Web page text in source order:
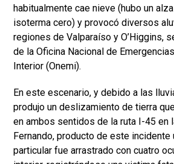
habitualmente cae nieve (hubo un
isoterma cero) y provocó diversos
regiones de Valparaíso y O’Higgins,
de la Oficina Nacional de
Interior (Onemi).
En este escenario, y debido a las
produjo un deslizamiento de tierra
en ambos sentidos de la ruta I-45 en
Fernando, producto de este incidente
particular fue arrastrado con cuatro